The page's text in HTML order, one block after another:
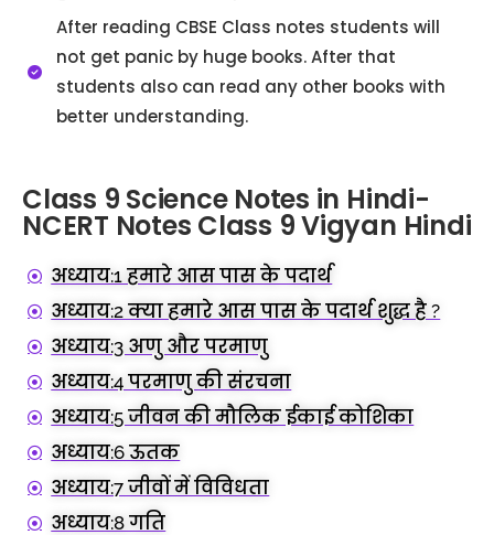
After reading CBSE Class notes students will
not get panic by huge books. After that
students also can read any other books with
better understanding.
Class 9 Science Notes in Hindi-
NCERT Notes Class 9 Vigyan Hindi
अध्याय:1 हमारे आस पास के पदार्थ
अध्याय:2 क्या हमारे आस पास के पदार्थ शुद्ध है ?
अध्याय:3 अणु और परमाणु
अध्याय:4 परमाणु की संरचना
अध्याय:5 जीवन की मौलिक ईकाई कोशिका
अध्याय:6 ऊतक
अध्याय:7 जीवों में विविधता
अध्याय:8 गति